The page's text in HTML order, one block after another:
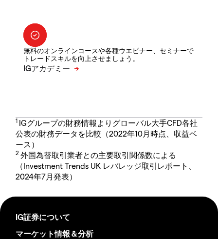
無料のオンラインコースや各種ウエビナー、セミナーで
トレードスキルを向上させましょう。
1 IGグループの財務情報よりグローバル大手CFD各社
公表の財務データを比較（2022年10月時点、収益ベ
ース）
2 外国為替取引業者との主要取引関係数による
（Investment Trends UK レバレッジ取引レポート、
2024年7月発表）
IG証券について
マーケット情報＆分析